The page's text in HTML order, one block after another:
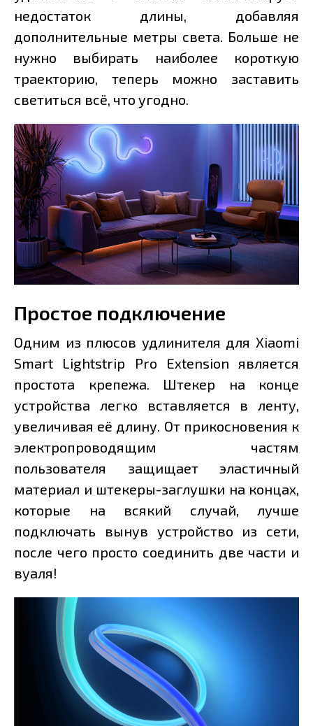
недостаток длины, добавляя
дополнительные метры света. Больше не
нужно выбирать наиболее короткую
траекторию, теперь можно заставить
светиться всё, что угодно.
Простое подключение
Одним из плюсов удлинителя для Xiaomi
Smart Lightstrip Pro Extension является
простота крепежа. Штекер на конце
устройства легко вставляется в ленту,
увеличивая её длину. От прикосновения к
электропроводящим частям
пользователя защищает эластичный
материал и штекеры-заглушки на концах,
которые на всякий случай, лучше
подключать вынув устройство из сети,
после чего просто соединить две части и
вуаля!